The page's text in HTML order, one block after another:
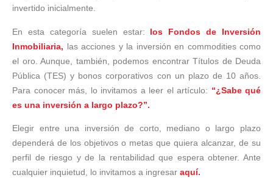
invertido inicialmente.
En esta categoría suelen estar: los Fondos de Inversión
Inmobiliaria, las acciones y la inversión en commodities como
el oro. Aunque, también, podemos encontrar Títulos de Deuda
Pública (TES) y bonos corporativos con un plazo de 10 años.
Para conocer más, lo invitamos a leer el artículo: “¿Sabe qué
es una inversión a largo plazo?”.
Elegir entre una inversión de corto, mediano o largo plazo
dependerá de los objetivos o metas que quiera alcanzar, de su
perfil de riesgo y de la rentabilidad que espera obtener. Ante
cualquier inquietud, lo invitamos a ingresar aquí.